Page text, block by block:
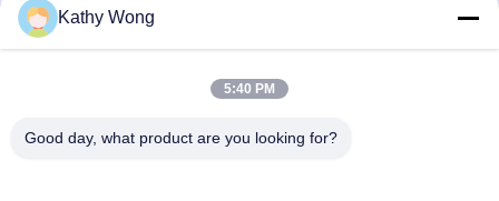
Feuerlöschpumpe-
4000Usgpm duktile
Kathy Wong
5:40 PM
Good day, what product are you looking for?